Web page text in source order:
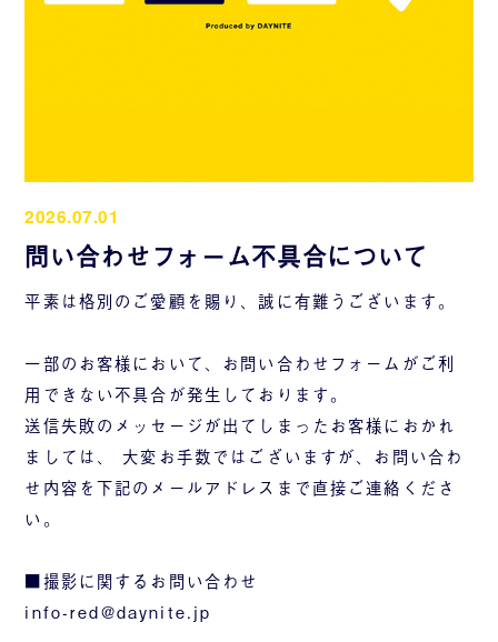
2026.07.01
問い合わせフォーム不具合について
平素は格別のご愛顧を賜り、誠に有難うございます。
一部のお客様において、お問い合わせフォームがご利
用できない不具合が発生しております。
送信失敗のメッセージが出てしまったお客様におかれ
ましては、 大変お手数ではございますが、お問い合わ
せ内容を下記のメールアドレスまで直接ご連絡くださ
い。
■撮影に関するお問い合わせ
info-red@daynite.jp